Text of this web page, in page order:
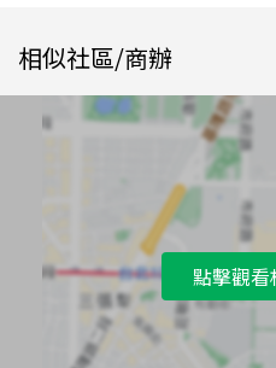
相似社區/商辦
點擊觀